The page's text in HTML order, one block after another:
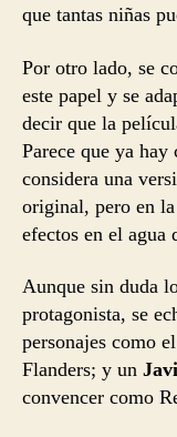
que tantas niñas
Por otro lado, se
este papel y se
decir que la
Parece que ya
considera una
original, pero en
efectos en el agua
Aunque sin duda
protagonista, se
personajes como
Flanders; y un
convencer como